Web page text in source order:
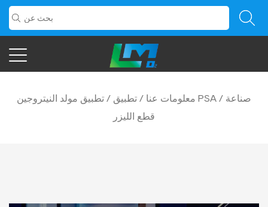
معلومات عنا / تطبيق / تطبيق مولد النيتروجين PSA / صناعة
قطع الليزر